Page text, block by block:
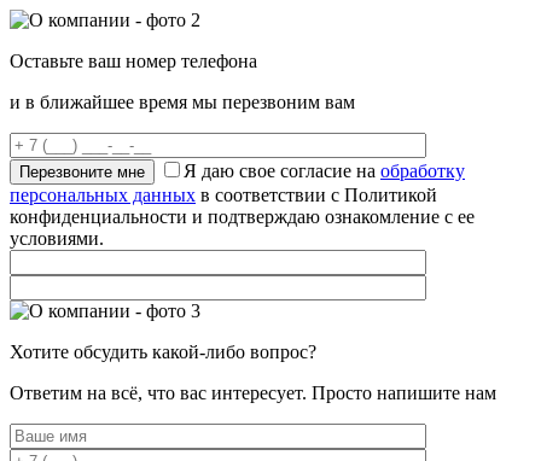
Оставьте ваш номер телефона
и в ближайшее время мы перезвоним вам
Я даю свое согласие на обработку
персональных данных в соответствии с Политикой
конфиденциальности и подтверждаю ознакомление с ее
условиями.
Хотите обсудить какой-либо вопрос?
Ответим на всё, что вас интересует. Просто напишите нам